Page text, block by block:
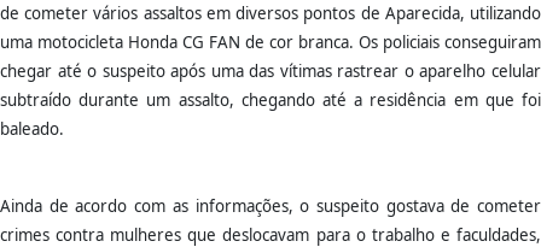
de cometer vários assaltos em diversos pontos de Aparecida, utilizando
uma motocicleta Honda CG FAN de cor branca. Os policiais conseguiram
chegar até o suspeito após uma das vítimas rastrear o aparelho celular
subtraído durante um assalto, chegando até a residência em que foi
baleado.
Ainda de acordo com as informações, o suspeito gostava de cometer
crimes contra mulheres que deslocavam para o trabalho e faculdades,